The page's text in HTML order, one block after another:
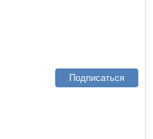
Подписаться